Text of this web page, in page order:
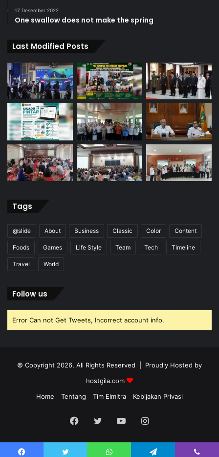
17 Desember 2022
One swallow does not make the spring
Last Modified Posts
Tags
@slide About Business Classic Color Content
Foods Games Life Style Team Tech Timeline
Travel World
Follow us
Error Can not Get Tweets, Incorrect account info.
© Copyright 2026, All Rights Reserved | Proudly Hosted by
hostgila.com
Home
Tentang Tim Elmitra Kebijakan Privasi
Facebook
TwitterYouTubeInstagram